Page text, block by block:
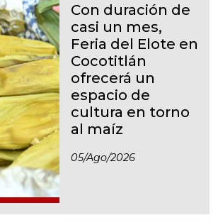
Con duración de
casi un mes,
Feria del Elote en
Cocotitlán
ofrecerá un
espacio de
cultura en torno
al maíz
05/ago/2026